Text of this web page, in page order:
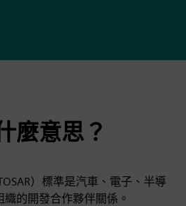
麼意思？
）標準是汽車、電子、半導
的開發合作夥伴關係。